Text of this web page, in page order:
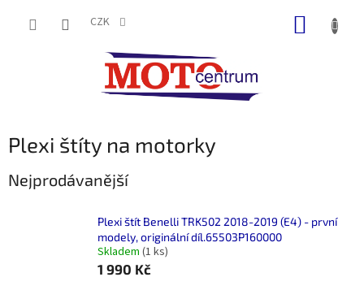
CZK
Plexi štíty na motorky
Nejprodávanější
Plexi štít Benelli TRK502 2018-2019 (E4) - první
modely, originální díl.65503P160000
Skladem (1 ks)
1 990 Kč